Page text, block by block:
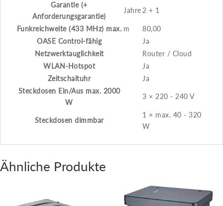
Garantie (+
Anforderungsgarantie)
Jahre 2 + 1
Funkreichweite (433 MHz) max. m
80,00
OASE Control-fähig
Ja
Netzwerktauglichkeit
Router / Cloud
WLAN-Hotspot
Ja
Zeitschaltuhr
Ja
Steckdosen Ein/Aus max. 2000
W
3 × 220 - 240 V
Steckdosen dimmbar
1 × max. 40 - 320
W
Ähnliche Produkte